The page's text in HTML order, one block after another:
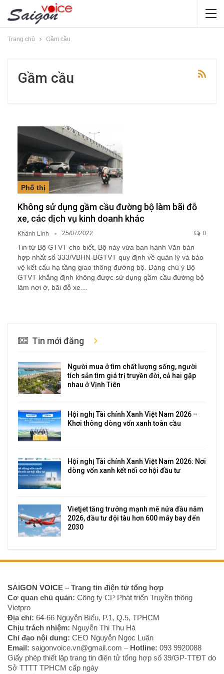
Trang chủ Gầm cầu
Gầm cầu
Phố thị
Không sử dụng gầm cầu đường bộ làm bãi đỗ
xe, các dịch vụ kinh doanh khác
Khánh Linh 25/07/2022 0
Tin từ Bộ GTVT cho biết, Bộ này vừa ban hành Văn bản
hợp nhất số 333/VBHN-BGTVT quy định về quản lý và bảo
vệ kết cấu hạ tầng giao thông đường bộ. Đáng chú ý Bộ
GTVT khẳng định không được sử dụng gầm cầu đường bộ
làm nơi ở, bãi đỗ xe…
Tin mới đăng
Người mua ở tìm chất lượng sống, người
tích sản tìm giá trị truyền đời, cả hai gặp
nhau ở Vịnh Tiên
Hội nghị Tài chính Xanh Việt Nam 2026 –
Khơi thông dòng vốn xanh toàn cầu
Hội nghị Tài chính Xanh Việt Nam 2026: Nơi
dòng vốn xanh kết nối cơ hội đầu tư
Vietjet tăng trưởng mạnh mẽ nửa đầu năm
2026, đầu tư đội tàu hơn 600 máy bay đến
2030
SAIGON VOICE – Trang tin điện tử tổng hợp
Cơ quan chủ quản: Công ty CP Phát triển Truyền thông
Vietpro
Địa chỉ: 64-66 Nguyễn Biểu, P.1, Q.5, TPHCM
Chịu trách nhiệm: Nguyễn Thị Thu Hà
Chỉ đạo nội dung: CEO Nguyễn Ngọc Luận
Email: saigonvoice.vn@gmail.com – Hotline: 093 9920088‬
Giấy phép thiết lập trang tin điện tử tổng hợp số 39/GP-TTĐT do
Sở TTTT TPHCM cấp ngày